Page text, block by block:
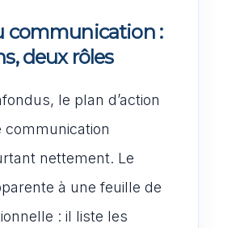
communication :
deux rôles
le plan d’action
communication
nettement. Le
à une feuille de
: il liste les